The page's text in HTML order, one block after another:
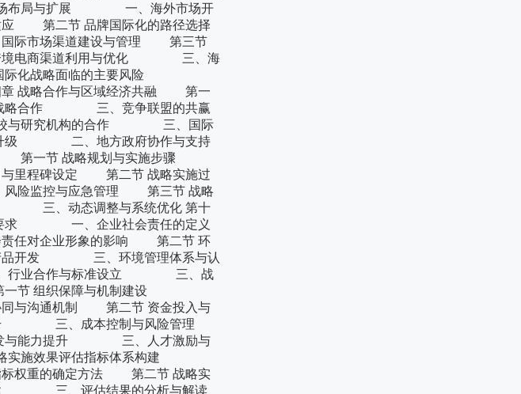
市场布局与扩展 一、海外市场开
二节 品牌国际化的路径选择
场渠道建设与管理 第三节
电商渠道利用与优化 三、海
际化战略面临的主要风险
战略合作与区域经济共融 第一
略合作 三、竞争联盟的共赢
研究机构的合作 三、国际
级 二、地方政府协作与支持
第一节 战略规划与实施步骤
程碑设定 第二节 战略实施过
控与应急管理 第三节 战略
、动态调整与系统优化 第十
要求 一、企业社会责任的定义
对企业形象的影响 第二节 环
开发 三、环境管理体系与认
业合作与标准设立 三、战
第一节 组织保障与机制建设
沟通机制 第二节 资金投入与
三、成本控制与风险管理
与能力提升 三、人才激励与
战略实施效果评估指标体系构建
重的确定方法 第二节 战略实
三、评估结果的分析与解读